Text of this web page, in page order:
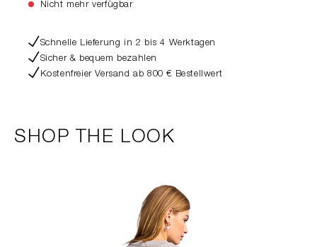
Nicht mehr verfügbar
Schnelle Lieferung in 2 bis 4 Werktagen
Sicher & bequem bezahlen
Kostenfreier Versand ab 800 € Bestellwert
SHOP THE LOOK